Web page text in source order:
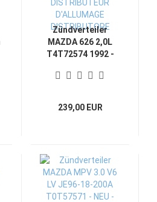
Zündverteiler
MAZDA 626 2,0L
T4T72574 1992 -
SPINTEROGENO
D'ALLUMAGE
DISTRIBUTORE
239,00 EUR